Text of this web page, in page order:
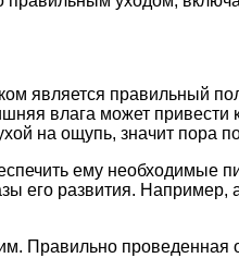
является правильный
влага может
на ощупь, значит пора
ему необходимые
его развития.
Правильно проведенная